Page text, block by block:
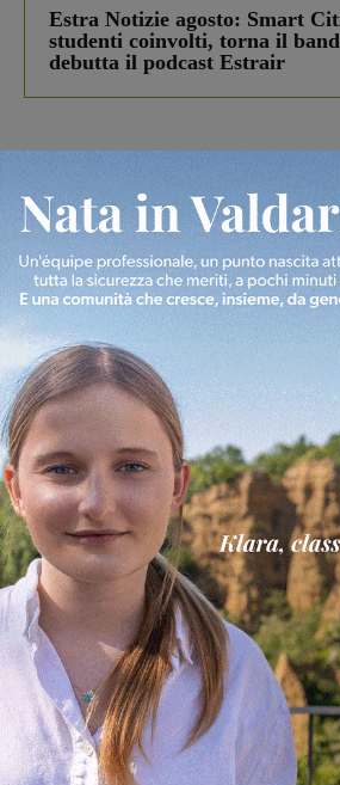
Estra Notizie agosto: Smart
studenti coinvolti, torna il
debutta il podcast Estrair
Più lette
Cronaca 4 Agosto 2026
Un anno fa la strage in A1 in
Gianni, Giulia e Franco. Lo
processo, lo stop ai sorpassi fra
Cronaca 3 Agosto 2026
Scomparso da una struttura di
Fiorentino l’uomo che aveva
Levane nel 2020
Cronaca 5 Agosto 2026
Continuano le ricerche di
Prefettura: “In caso di
il 112”
Articolo precedente